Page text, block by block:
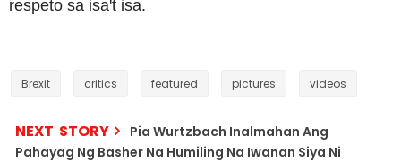
respeto sa isa't isa.
Brexit critics featured pictures videos
NEXT STORY
Pia Wurtzbach Inalmahan Ang
Pahayag Ng Basher Na Humiling Na Iwanan Siya Ni